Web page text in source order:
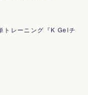
トレーニング『K Gelチ